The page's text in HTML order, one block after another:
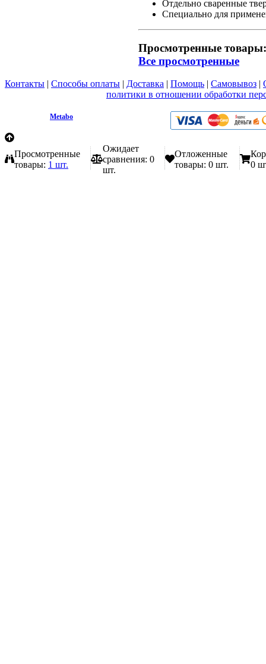
Отдельно сваренные
Специально для
Просмотренные товары:
Все просмотренные
Контакты | Способы оплаты | Доставка | Помощь | Самовывоз |
политики в отношении обработки
Metabo
Просмотренные
товары: 1 шт.
Ожидает
сравнения: 0
шт.
Отложенные
товары: 0 шт.
0